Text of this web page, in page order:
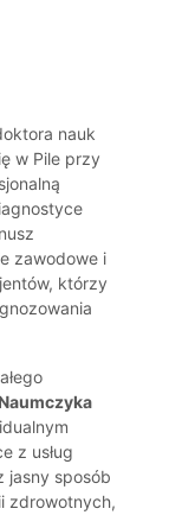
nauk
w Pile przy
zawodowe i
którzy
z usług
jasny sposób
zdrowotnych,